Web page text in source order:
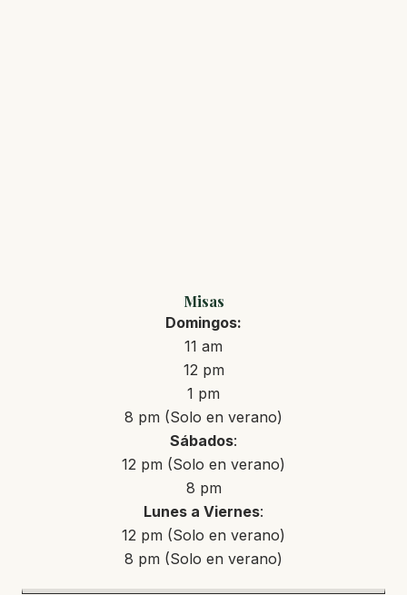
Misas
Domingos:
11 am
12 pm
1 pm
8 pm (Solo en verano)
Sábados:
12 pm (Solo en verano)
8 pm
Lunes a Viernes:
12 pm (Solo en verano)
8 pm (Solo en verano)